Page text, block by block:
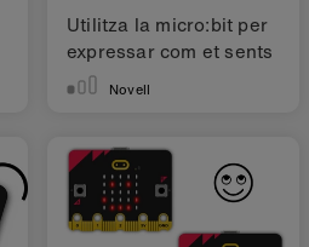
Utilitza la micro:bit per
expressar com et sents
Novell